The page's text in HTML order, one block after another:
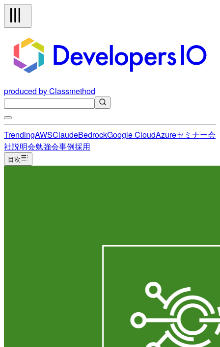
produced by Classmethod
TrendingAWSClaudeBedrockGoogle CloudAzureセミナー会
社説明会勉強会事例採用
目次